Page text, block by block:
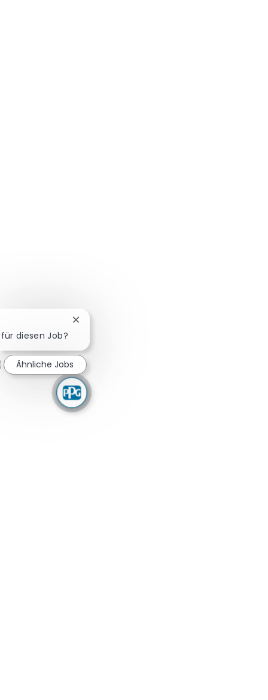
diesen Job?
Chatbot-Benachrichtigung schließen
Ähnliche Jobs